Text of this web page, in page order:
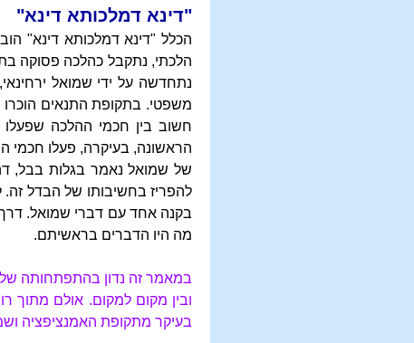
"דינא דמלכותא דינא"
הכלל "דינא דמלכותא דינא"
הלכתי, נתקבל כהלכה פסוקה
נתחדשה על ידי שמואל
משפטי. בתקופת התנאים הוכרו
חשוב בין חכמי ההלכה
הראשונה, בעיקרה, פעלו חכמי
של שמואל נאמר בגלות בבל,
להפריז בחשיבותו של הבדל
בקנה אחד עם דברי שמואל. דרך
מה היו הדברים בראשיתם.
במאמר זה נדון בהתפתחותה של
ובין מקום למקום. אולם מתוך
בעיקר מתקופת האמנציפציה